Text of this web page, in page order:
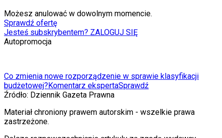
Możesz anulować w dowolnym momencie.
Sprawdź ofertę
Jesteś subskrybentem? ZALOGUJ SIĘ
Autopromocja
Co zmienia nowe rozporządzenie w sprawie klasyfikacji
budżetowej?Komentarz ekspertaSprawdź
Źródło: Dziennik Gazeta Prawna
Materiał chroniony prawem autorskim - wszelkie prawa
zastrzeżone.